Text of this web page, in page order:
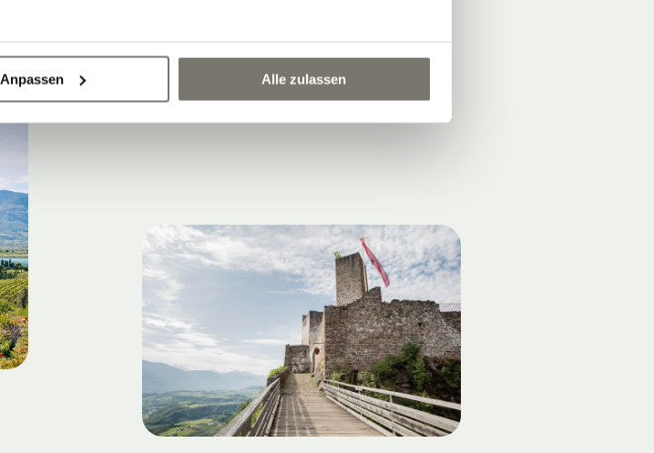
Anpassen Alle zulassen